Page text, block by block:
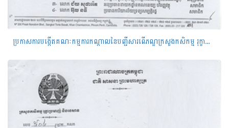
ប្រកាសការបង្កើតគណៈកម្មការកណ្តាលនៃបញ្ជីសារពើភណ្ឌក្រសួងកសិកម្ម រុក្ខាប្រមាញ់ និងនេសាទ